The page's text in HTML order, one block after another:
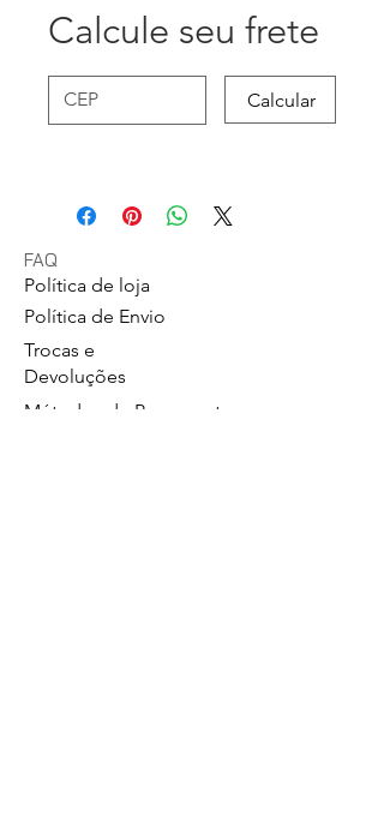
Calcule seu frete
Calcular
FAQ
Política de loja
Política de Envio
Trocas e
Devoluções
Métodos de Pagamentos